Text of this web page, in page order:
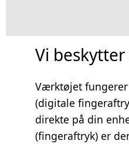
Vi
Værktøjet fungerer
(digitale
direkte på din
(fingeraftryk) er